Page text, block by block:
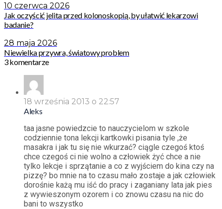
10 czerwca 2026
Jak oczyścić jelita przed kolonoskopią, by ułatwić lekarzowi
badanie?
28 maja 2026
Niewielka przywra, światowy problem
3 komentarze
18 września 2013 o 22:57
Aleks
taa jasne powiedzcie to nauczycielom w szkole
codziennie tona lekcji kartkowki pisania tyle ,że
masakra i jak tu się nie wkurzać? ciągle czegoś ktoś
chce czegoś ci nie wolno a człowiek żyć chce a nie
tylko lekcje i sprzątanie a co z wyjściem do kina czy na
pizzę? bo mnie na to czasu mało zostaje a jak człowiek
dorośnie każą mu iść do pracy i zaganiany lata jak pies
z wywieszonym ozorem i co znowu czasu na nic do
bani to wszystko